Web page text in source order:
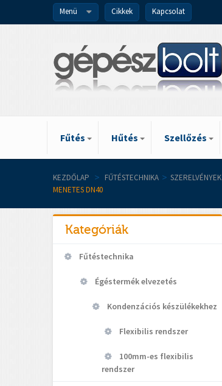
Menü Cikkek Kapcsolat
Fűtés Hűtés Szellőzés
KEZDŐLAP > FŰTÉSTECHNIKA > SZERELVÉNYEK
MENETES DN40
Kategóriák
Fűtéstechnika
Égéstermék elvezetés
Kondenzációs készülékekhez
Flexibilis rendszer
100mm-es flexibilis
rendszer